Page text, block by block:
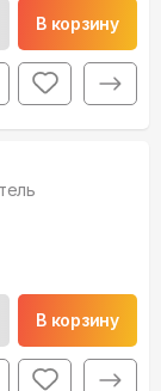
В корзину
В корзину